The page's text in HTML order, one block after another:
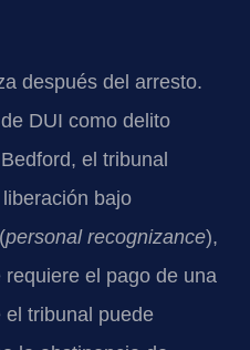
después del arresto.
DUI como delito
el tribunal
bajo
personal recognizance),
el pago de una
tribunal puede